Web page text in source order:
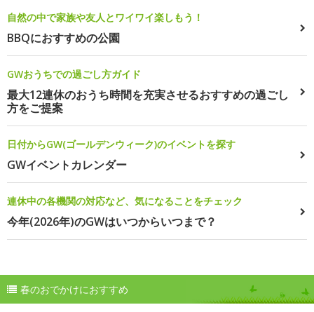
自然の中で家族や友人とワイワイ楽しもう！
BBQにおすすめの公園
GWおうちでの過ごし方ガイド
最大12連休のおうち時間を充実させるおすすめの過ごし
方をご提案
日付からGW(ゴールデンウィーク)のイベントを探す
GWイベントカレンダー
連休中の各機関の対応など、気になることをチェック
今年(2026年)のGWはいつからいつまで？
春のおでかけにおすすめ